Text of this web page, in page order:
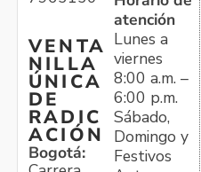
VENTA
NILLA
ÚNICA
DE
RADIC
ACIÓN
Bogotá:
atención
Lunes a
viernes
8:00 a.m. –
6:00 p.m.
Sábado,
Domingo y
Festivos